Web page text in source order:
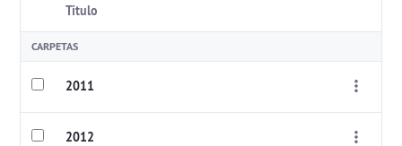
Título
CARPETAS
2011
2012